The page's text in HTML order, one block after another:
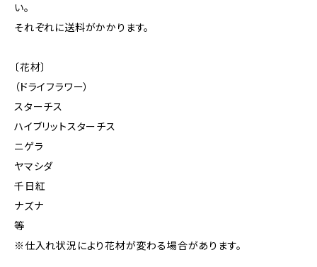
い。
それぞれに送料がかかります。
〔花材〕
（ドライフラワー）
スターチス
ハイブリットスターチス
ニゲラ
ヤマシダ
千日紅
ナズナ
等
※仕入れ状況により花材が変わる場合があります。